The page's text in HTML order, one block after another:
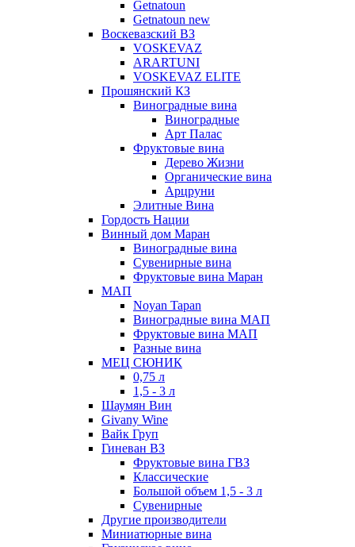
Getnatoun
Getnatoun new
Воскевазский ВЗ
VOSKEVAZ
ARARTUNI
VOSKEVAZ ELITE
Прошянский КЗ
Виноградные вина
Виноградные
Арт Палас
Фруктовые вина
Дерево Жизни
Органические вина
Арцруни
Элитные Вина
Гордость Нации
Винный дом Маран
Виноградные вина
Сувенирные вина
Фруктовые вина Маран
МАП
Noyan Tapan
Виноградные вина МАП
Фруктовые вина МАП
Разные вина
МЕЦ СЮНИК
0,75 л
1,5 - 3 л
Шаумян Вин
Givany Wine
Вайк Груп
Гиневан ВЗ
Фруктовые вина ГВЗ
Классические
Большой объем 1,5 - 3 л
Сувенирные
Другие производители
Миниатюрные вина